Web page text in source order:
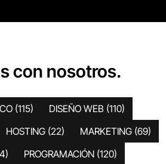
con nosotros.
(115) DISEÑO WEB (110)
HOSTING (22) MARKETING (69)
PROGRAMACIÓN (120)